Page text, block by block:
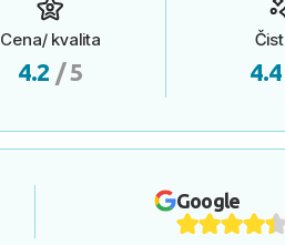
Cena/ kvalita
4.2 / 5 4.4
Google